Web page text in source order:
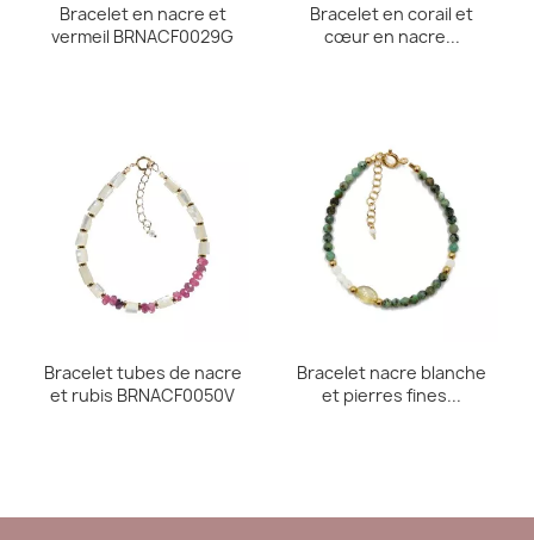
Bracelet en nacre et
vermeil BRNACF0029G
Bracelet en corail et
cœur en nacre...
Bracelet tubes de nacre
et rubis BRNACF0050V
Bracelet nacre blanche
et pierres fines...